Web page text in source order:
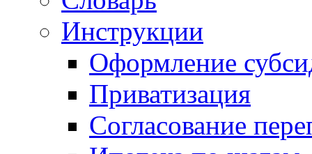
Инструкции
Оформление
Приватизация
Согласование